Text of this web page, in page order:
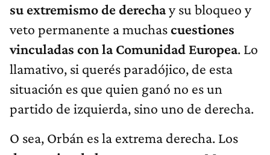
su extremismo de derechay su bloqueo y
veto permanente a muchascuestiones
vinculadas con la Comunidad Europea. Lo
llamativo, si querés paradójico, de esta
situación es que quien ganó no es un
partido de izquierda, sino uno de derecha.
O sea, Orbán es la extrema derecha. Los